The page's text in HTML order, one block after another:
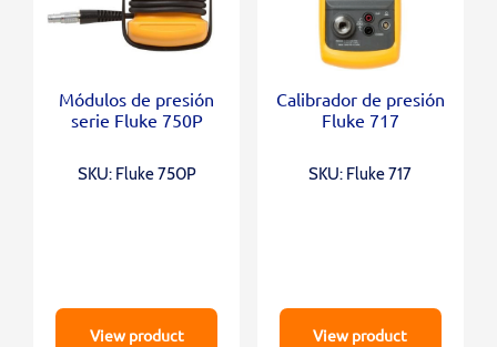
Módulos de presión
serie Fluke 750P
SKU: Fluke 750P
View product
Calibrador de presión
Fluke 717
SKU: Fluke 717
View product